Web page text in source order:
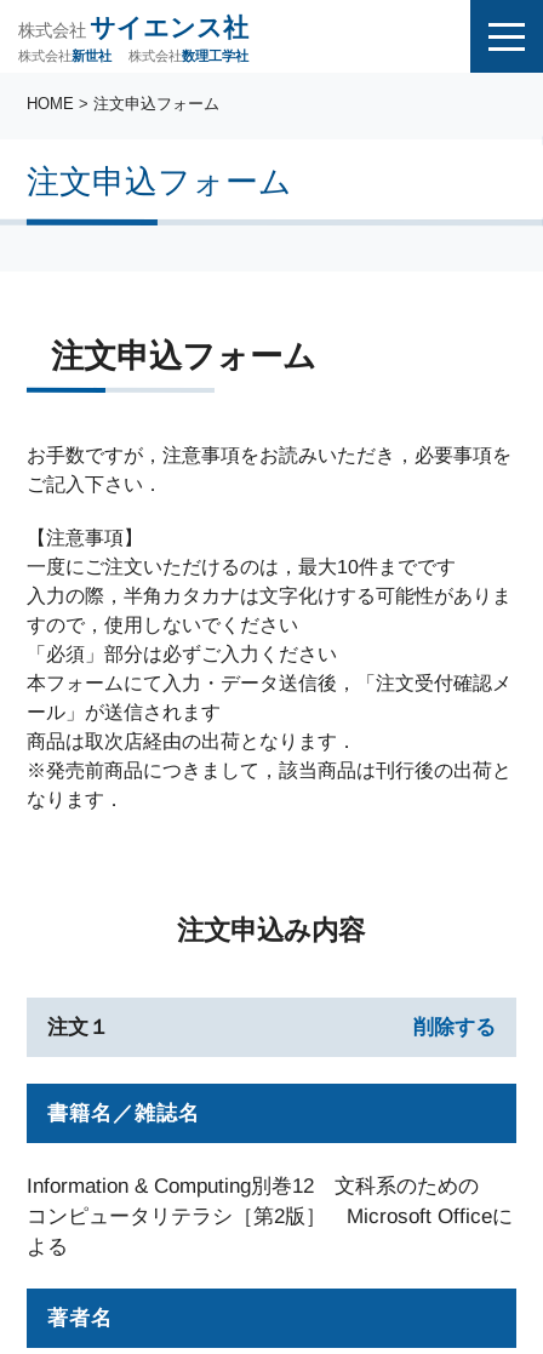
株式会社 サイエンス社
株式会社新世社 株式会社数理工学社
注文申込フォーム
HOME > 注文申込フォーム
注文申込フォーム
お手数ですが，注意事項をお読みいただき，必要事項を
ご記入下さい．
【注意事項】
一度にご注文いただけるのは，最大10件までです
入力の際，半角カタカナは文字化けする可能性がありま
すので，使用しないでください
「必須」部分は必ずご入力ください
本フォームにて入力・データ送信後，「注文受付確認メ
ール」が送信されます
商品は取次店経由の出荷となります．
※発売前商品につきまして，該当商品は刊行後の出荷と
なります．
注文申込み内容
注文１ 削除する
書籍名／雑誌名
Information & Computing別巻12 文科系のための
コンピュータリテラシ［第2版］ Microsoft Officeに
よる
著者名